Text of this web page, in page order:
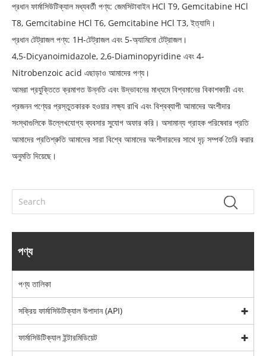
প্রধান ফার্মাসিউটিক্যাল মধ্যবর্তী পণ্য: জেমসিটাবাইন HCl T9, Gemcitabine HCl
T8, Gemcitabine HCl T6, Gemcitabine HCl T3, ইত্যাদি।
প্রধান টেট্রাজল পণ্য: 1H-টেট্রাজল এবং 5-অ্যামিনো টেট্রাজল।
4,5-Dicyanoimidazole, 2,6-Diaminopyridine এবং 4-
Nitrobenzoic acid এছাড়াও আমাদের পণ্য।
আমরা প্রযুক্তিতে ক্রমাগত উন্নতি এবং উদ্ভাবনের মাধ্যমে বিশ্বমানের বিকাশকারী এবং
প্রজনন পণ্যের প্রস্তুতকারক হওয়ার লক্ষ্য রাখি এবং বিশ্বব্যাপী আমাদের অংশীদার
সংস্থাগুলিকে উল্লেখযোগ্য ব্যবসার সুযোগ অফার করি। অসামান্য গ্রাহক পরিষেবার প্রতি
আমাদের প্রতিশ্রুতি আমাদের সারা বিশ্বে আমাদের অংশীদারদের সাথে দৃঢ় সম্পর্ক তৈরি করার
অনুমতি দিয়েছে।
পণ্য
পণ্য তালিকা
সক্রিয় ফার্মাসিউটিক্যাল উপাদান (API)
ফার্মাসিউটিক্যাল ইন্টারমিডিয়েট